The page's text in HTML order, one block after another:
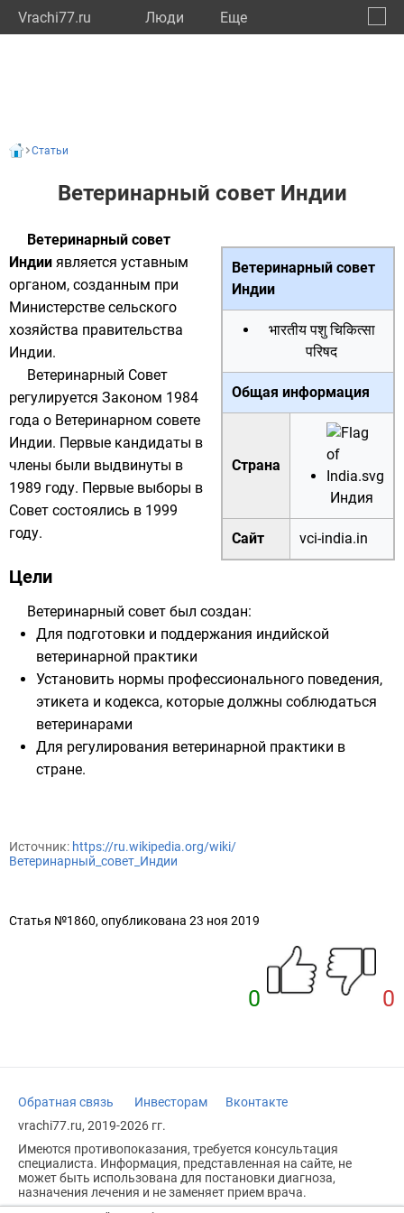
Vrachi77.ru Люди Eще
Статьи
Ветеринарный совет Индии
Ветеринарный совет
Индии
भारतीय पशु चिकित्‍सा
परिषद
Общая информация
Страна
Индия
Сайт vci-india.in
Ветеринарный совет
Индии является уставным
органом, созданным при
Министерстве сельского
хозяйства правительства
Индии.
Ветеринарный Совет
регулируется Законом 1984
года о Ветеринарном совете
Индии. Первые кандидаты в
члены были выдвинуты в
1989 году. Первые выборы в
Совет состоялись в 1999
году.
Цели
Ветеринарный совет был создан:
Для подготовки и поддержания индийской
ветеринарной практики
Установить нормы профессионального поведения,
этикета и кодекса, которые должны соблюдаться
ветеринарами
Для регулирования ветеринарной практики в
стране.
Источник: https://ru.wikipedia.org/wiki/
Ветеринарный_совет_Индии
Статья №1860, опубликована 23 ноя 2019
0 0
Обратная связь Инвесторам
Вконтакте
vrachi77.ru, 2019-2026 гг.
Имеются противопоказания, требуется консультация
специалиста. Информация, представленная на сайте, не
может быть использована для постановки диагноза,
назначения лечения и не заменяет прием врача.